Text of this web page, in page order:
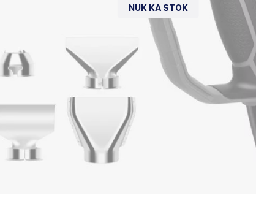
NUK KA STOK